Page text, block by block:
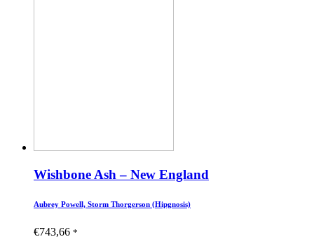
Wishbone Ash – New England
Aubrey Powell, Storm Thorgerson (Hipgnosis)
€743,66 *